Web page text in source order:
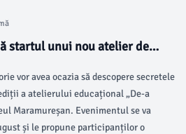
startul unui nou atelier de
vor avea ocazia să descopere secretele
a atelierului educațional „De-a
Maramureșan. Evenimentul se va
și le propune participanților o